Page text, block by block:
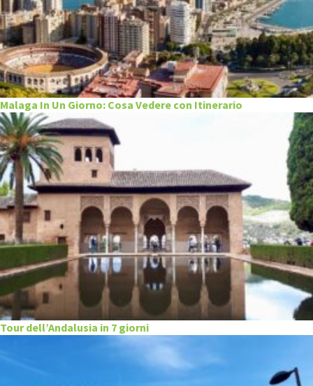
Malaga In Un Giorno: Cosa Vedere con Itinerario
Tour dell’Andalusia in 7 giorni